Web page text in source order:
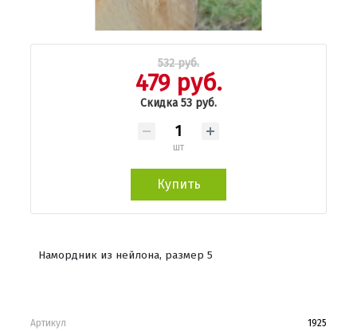
532 руб.
479 руб.
Скидка 53 руб.
шт
Купить
Намордник из нейлона, размер 5
Артикул 1925